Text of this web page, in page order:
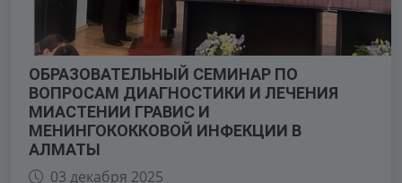
ОБРАЗОВАТЕЛЬНЫЙ СЕМИНАР ПО
ВОПРОСАМ ДИАГНОСТИКИ И ЛЕЧЕНИЯ
МИАСТЕНИИ ГРАВИС И
МЕНИНГОКОККОВОЙ ИНФЕКЦИИ В
АЛМАТЫ
03 декабря 2025